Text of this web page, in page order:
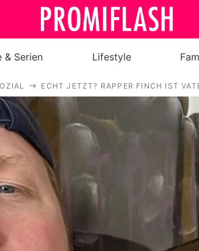
Royals
Filme & Serien
Familie & Liebe
Promiflash Exklusiv
& Serien Lifestyle
ECHT JETZT? RAPPER FINCH IST